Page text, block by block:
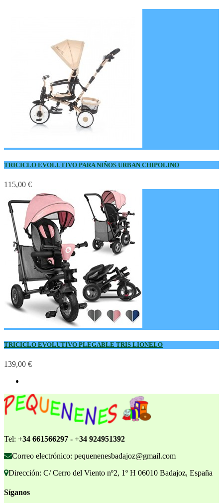
TRICICLO EVOLUTIVO PARA NIÑOS URBAN CHIPOLINO
115,00 €
TRICICLO EVOLUTIVO PLEGABLE TRIS LIONELO
139,00 €
Tel: +34 661566297 - +34 924951392
Correo electrónico: pequenenesbadajoz@gmail.com
Dirección: C/ Cerro del Viento nº2, 1º H 06010 Badajoz, España
Síganos